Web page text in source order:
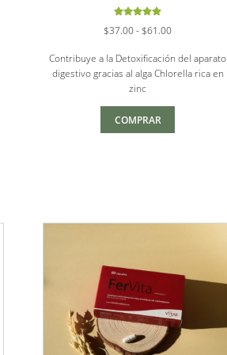
5.00
$37.00- $61.00Rango
precios:
desde
hasta
Contribuye a la Detoxificación del aparato
digestivo gracias al alga Chlorella rica en
zinc
COMPRAR